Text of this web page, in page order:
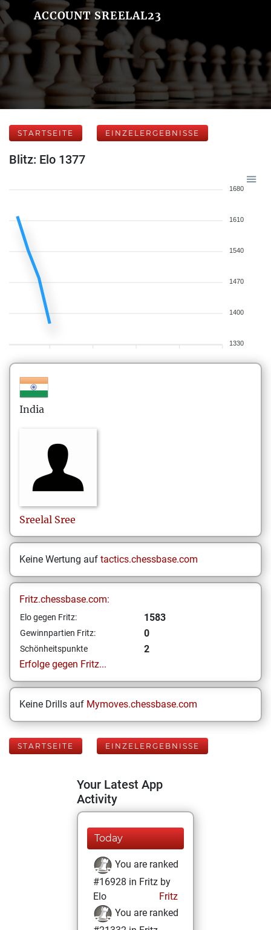
ACCOUNT SREELAL23
STARTSEITE EINZELERGEBNISSE
Blitz: Elo 1377
1680
1610
1540
1470
1400
1330
India
Sreelal Sree
Keine Wertung auf tactics.chessbase.com
Fritz.chessbase.com:
Elo gegen Fritz: 1583
Gewinnpartien Fritz: 0
Schönheitspunkte
2
Erfolge gegen Fritz...
Keine Drills auf Mymoves.chessbase.com
STARTSEITE EINZELERGEBNISSE
Your Latest App
Activity
Today
You are ranked
#16928 in Fritz by
Elo
Fritz
You are ranked